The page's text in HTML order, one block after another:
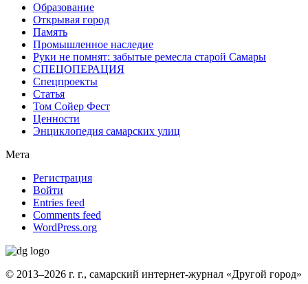
Образование
Открывая город
Память
Промышленное наследие
Руки не помнят: забытые ремесла старой Самары
СПЕЦОПЕРАЦИЯ
Спецпроекты
Статья
Том Сойер Фест
Ценности
Энциклопедия самарских улиц
Мета
Регистрация
Войти
Entries feed
Comments feed
WordPress.org
© 2013–2026 г. г., самарский интернет-журнал «Другой город»